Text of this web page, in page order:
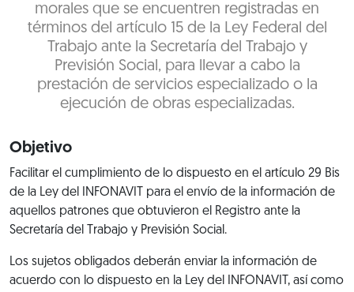
morales que se encuentren registradas en
términos del artículo 15 de la Ley Federal del
Trabajo ante la Secretaría del Trabajo y
Previsión Social, para llevar a cabo la
prestación de servicios especializado o la
ejecución de obras especializadas.
Objetivo
Facilitar el cumplimiento de lo dispuesto en el artículo 29 Bis
de la Ley del INFONAVIT para el envío de la información de
aquellos patrones que obtuvieron el Registro ante la
Secretaría del Trabajo y Previsión Social.
Los sujetos obligados deberán enviar la información de
acuerdo con lo dispuesto en la Ley del INFONAVIT, así como